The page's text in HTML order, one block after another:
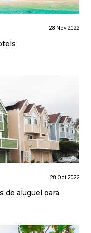
28 Nov 2022
28 Oct 2022
de aluguel para